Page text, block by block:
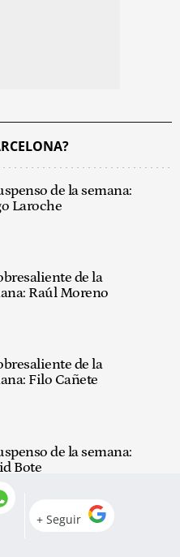
de la semana:
Laroche
de la
Raúl Moreno
de la
Filo Cañete
de la semana:
Bote